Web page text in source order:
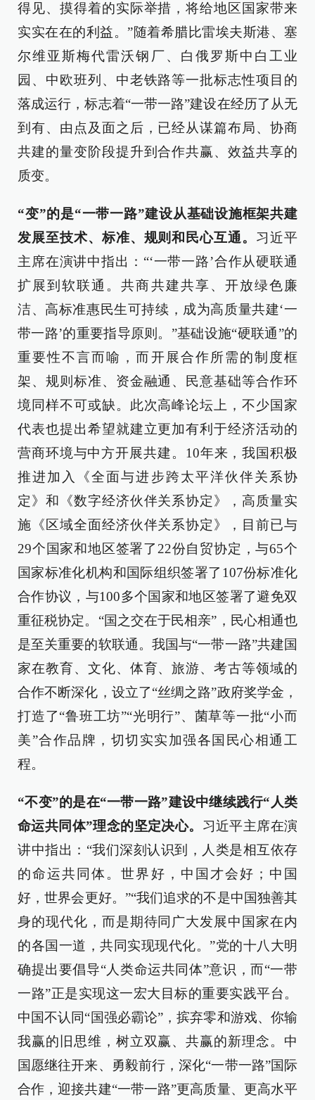
得见、摸得着的实际举措，将给地区国家带来
实实在在的利益。”随着希腊比雷埃夫斯港、塞
尔维亚斯梅代雷沃钢厂、白俄罗斯中白工业
园、中欧班列、中老铁路等一批标志性项目的
落成运行，标志着“一带一路”建设在经历了从无
到有、由点及面之后，已经从谋篇布局、协商
共建的量变阶段提升到合作共赢、效益共享的
质变。
“变”的是“一带一路”建设从基础设施框架共建
发展至技术、标准、规则和民心互通。 习近平
主席在演讲中指出：“‘一带一路’合作从硬联通
扩展到软联通。共商共建共享、开放绿色廉
洁、高标准惠民生可持续，成为高质量共建‘一
带一路’的重要指导原则。”基础设施“硬联通”的
重要性不言而喻，而开展合作所需的制度框
架、规则标准、资金融通、民意基础等合作环
境同样不可或缺。此次高峰论坛上，不少国家
代表也提出希望就建立更加有利于经济活动的
营商环境与中方开展共建。10年来，我国积极
推进加入《全面与进步跨太平洋伙伴关系协
定》和《数字经济伙伴关系协定》，高质量实
施《区域全面经济伙伴关系协定》，目前已与
29个国家和地区签署了22份自贸协定，与65个
国家标准化机构和国际组织签署了107份标准化
合作协议，与100多个国家和地区签署了避免双
重征税协定。“国之交在于民相亲”，民心相通也
是至关重要的软联通。我国与“一带一路”共建国
家在教育、文化、体育、旅游、考古等领域的
合作不断深化，设立了“丝绸之路”政府奖学金，
打造了“鲁班工坊”“光明行”、菌草等一批“小而
美”合作品牌，切切实实加强各国民心相通工
程。
“不变”的是在“一带一路”建设中继续践行“人类
命运共同体”理念的坚定决心。 习近平主席在演
讲中指出：“我们深刻认识到，人类是相互依存
的命运共同体。世界好，中国才会好；中国
好，世界会更好。”“我们追求的不是中国独善其
身的现代化，而是期待同广大发展中国家在内
的各国一道，共同实现现代化。”党的十八大明
确提出要倡导“人类命运共同体”意识，而“一带
一路”正是实现这一宏大目标的重要实践平台。
中国不认同“国强必霸论”，摈弃零和游戏、你输
我赢的旧思维，树立双赢、共赢的新理念。中
国愿继往开来、勇毅前行，深化“一带一路”国际
合作，迎接共建“一带一路”更高质量、更高水平